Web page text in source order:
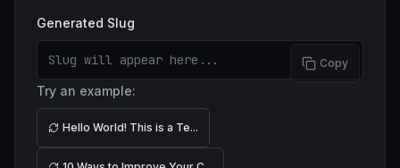
Generated Slug
Copy
Try an example:
Hello World! This is a Te...